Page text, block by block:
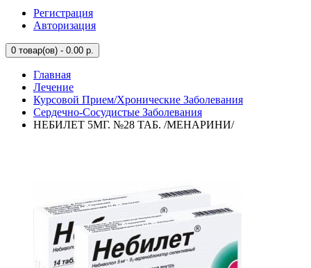
Регистрация
Авторизация
0 товар(ов) - 0.00 р.
Главная
Лечение
Курсовой Прием/Хронические Заболевания
Сердечно-Сосудистые Заболевания
НЕБИЛЕТ 5МГ. №28 ТАБ. /МЕНАРИНИ/